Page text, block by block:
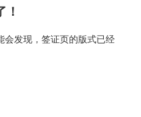
会发现，签证页的版式已经